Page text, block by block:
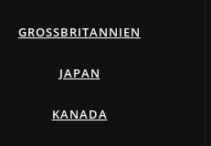
GROSSBRITANNIEN
JAPAN
KANADA